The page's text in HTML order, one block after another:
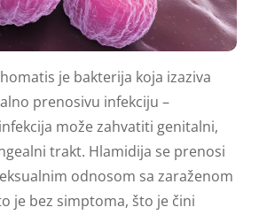
je bakterija koja izaziva
prenosivu infekciju –
može zahvatiti genitalni,
trakt. Hlamidija se prenosi
odnosom sa zaraženom
je bez simptoma, što je čini